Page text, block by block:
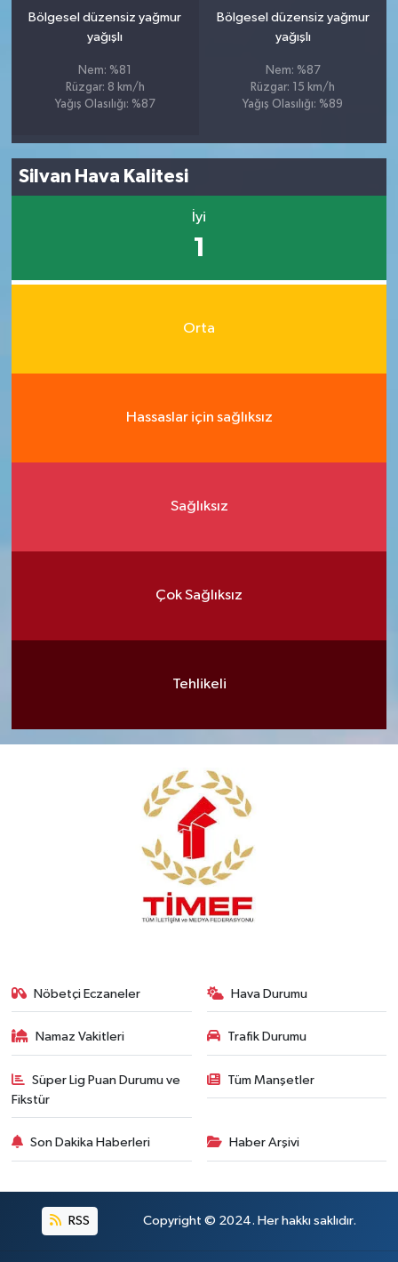
Bölgesel düzensiz yağmur
yağışlı
Nem: %81
Rüzgar: 8 km/h
Yağış Olasılığı: %87
Bölgesel düzensiz yağmur
yağışlı
Nem: %87
Rüzgar: 15 km/h
Yağış Olasılığı: %89
Silvan Hava Kalitesi
İyi
1
Orta
Hassaslar için sağlıksız
Sağlıksız
Çok Sağlıksız
Tehlikeli
Nöbetçi Eczaneler Hava Durumu
Namaz Vakitleri Trafik Durumu
Süper Lig Puan Durumu ve
Fikstür
Tüm Manşetler
Son Dakika Haberleri Haber Arşivi
RSS Copyright © 2024. Her hakkı saklıdır.